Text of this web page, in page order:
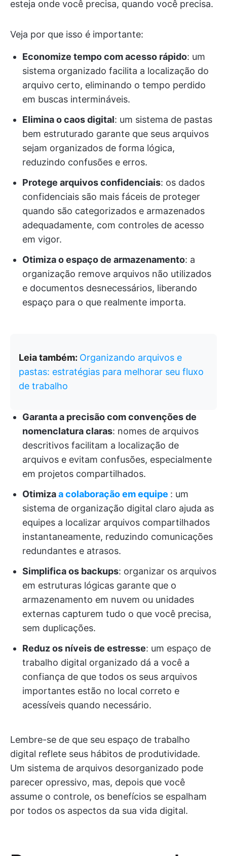
esteja onde você precisa, quando você precisa.
Veja por que isso é importante:
Economize tempo com acesso rápido: um
sistema organizado facilita a localização do
arquivo certo, eliminando o tempo perdido
em buscas intermináveis.
Elimina o caos digital: um sistema de pastas
bem estruturado garante que seus arquivos
sejam organizados de forma lógica,
reduzindo confusões e erros.
Protege arquivos confidenciais: os dados
confidenciais são mais fáceis de proteger
quando são categorizados e armazenados
adequadamente, com controles de acesso
em vigor.
Otimiza o espaço de armazenamento: a
organização remove arquivos não utilizados
e documentos desnecessários, liberando
espaço para o que realmente importa.
Leia também: Organizando arquivos e
pastas: estratégias para melhorar seu fluxo
de trabalho
Garanta a precisão com convenções de
nomenclatura claras: nomes de arquivos
descritivos facilitam a localização de
arquivos e evitam confusões, especialmente
em projetos compartilhados.
Otimizaa colaboração em equipe : um
sistema de organização digital claro ajuda as
equipes a localizar arquivos compartilhados
instantaneamente, reduzindo comunicações
redundantes e atrasos.
Simplifica os backups: organizar os arquivos
em estruturas lógicas garante que o
armazenamento em nuvem ou unidades
externas capturem tudo o que você precisa,
sem duplicações.
Reduz os níveis de estresse: um espaço de
trabalho digital organizado dá a você a
confiança de que todos os seus arquivos
importantes estão no local correto e
acessíveis quando necessário.
Lembre-se de que seu espaço de trabalho
digital reflete seus hábitos de produtividade.
Um sistema de arquivos desorganizado pode
parecer opressivo, mas, depois que você
assume o controle, os benefícios se espalham
por todos os aspectos da sua vida digital.